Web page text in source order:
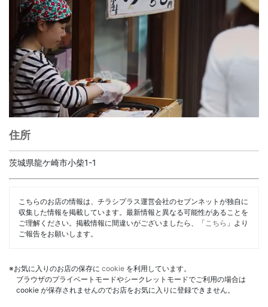
住所
茨城県龍ケ崎市小柴1-1
こちらのお店の情報は、チラシプラス運営会社のセブンネットが独自に
収集した情報を掲載しています。最新情報と異なる可能性があることを
ご理解ください。掲載情報に間違いがございましたら、「 こちら 」より
ご報告をお願いします。
※お気に入りのお店の保存に cookie を利用しています。
ブラウザのプライベートモードやシークレットモードでご利用の場合は
cookie が保存されませんのでお店をお気に入りに登録できません。